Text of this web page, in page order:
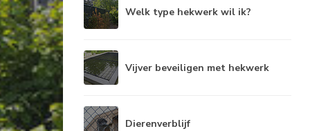
Welk type hekwerk wil ik?
Vijver beveiligen met hekwerk
Dierenverblijf